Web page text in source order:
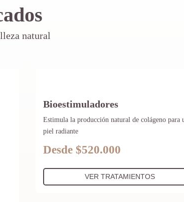
natural
Bioestimuladores
Estimula la producción natural de colágeno para
piel radiante
Desde $520.000
VER TRATAMIENTOS